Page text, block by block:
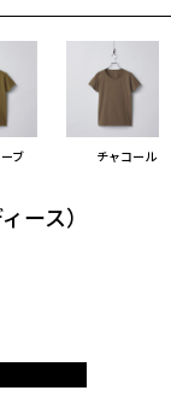
ブ チャコール
ース）